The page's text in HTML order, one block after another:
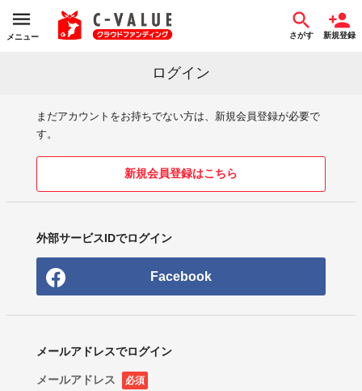
メニュー さがす 新規登録
ログイン
まだアカウントをお持ちでない方は、新規会員登録が必要で
す。
新規会員登録はこちら
外部サービスIDでログイン
Facebook
メールアドレスでログイン
メールアドレス 必須